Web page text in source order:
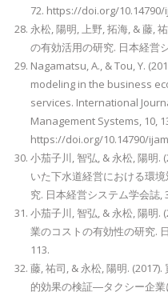
72. https://doi.org/10.14790/
永松, 陽明, 上野, 拓海, & 藤,
の有効活用の研究. 日本経営
Nagamatsu, A., & Tou, Y.
modeling in the business
services. International
Management Systems, 10,
https://doi.org/10.14790/
小茄子川, 智弘, & 永松, 陽明.
いた下水道経営における環
究. 日本経営システム学会誌,
小茄子川, 智弘, & 永松, 陽明.
業のコストの有効性の研究.
113.
藤, 祐司, & 永松, 陽明.
的効果の検証―タクシー企